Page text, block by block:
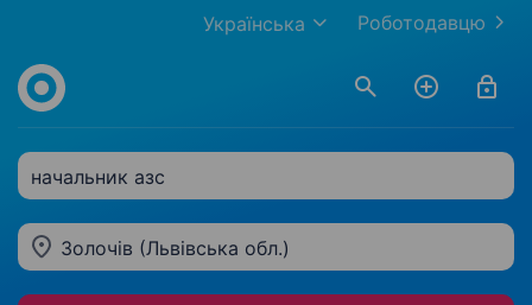
Роботодавцю
Українська
начальник азс
Золочів (Львівська обл.)